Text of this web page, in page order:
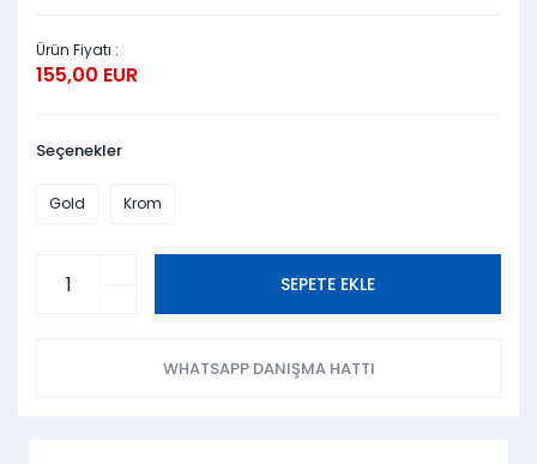
Ürün Fiyatı :
155,00 EUR
Seçenekler
Gold Krom
SEPETE EKLE
WHATSAPP DANIŞMA HATTI